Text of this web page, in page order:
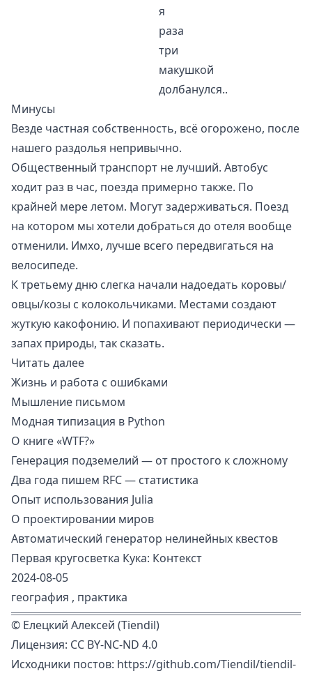
я
раза
три
макушкой
долбанулся..
Минусы
Везде частная собственность, всё огорожено, после
нашего раздолья непривычно.
Общественный транспорт не лучший. Автобус
ходит раз в час, поезда примерно также. По
крайней мере летом. Могут задерживаться. Поезд
на котором мы хотели добраться до отеля вообще
отменили. Имхо, лучше всего передвигаться на
велосипеде.
К третьему дню слегка начали надоедать коровы/
овцы/козы с колокольчиками. Местами создают
жуткую какофонию. И попахивают периодически —
запах природы, так сказать.
Читать далее
Жизнь и работа с ошибками
Мышление письмом
Модная типизация в Python
О книге «WTF?»
Генерация подземелий — от простого к сложному
Два года пишем RFC — статистика
Опыт использования Julia
О проектировании миров
Автоматический генератор нелинейных квестов
Первая кругосветка Кука: Контекст
2024-08-05
география , практика
© Елецкий Алексей (Tiendil)
Лицензия: CC BY-NC-ND 4.0
Исходники постов: https://github.com/Tiendil/tiendil-